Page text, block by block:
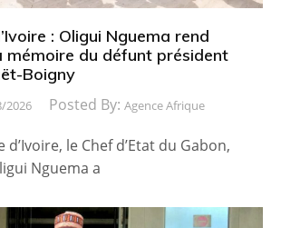
: Oligui Nguema rend
mémoire du défunt président
Boigny
2026 Posted By: Agence Afrique
d’Ivoire, le Chef d’Etat du Gabon,
Nguema a